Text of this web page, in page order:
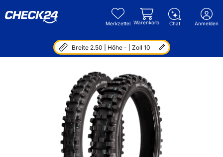
Merkzettel Warenkorb Chat Anmelden
Breite 2.50 | Höhe - | Zoll 10